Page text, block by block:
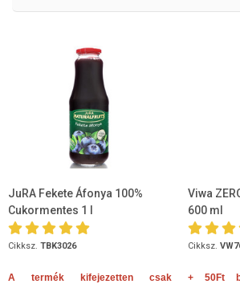
JuRA Fekete Áfonya 100%
Cukormentes 1 l
Cikksz. TBK3026
A termék kifejezetten csak
Viwa
600 ml
Cikksz.
+ 50Ft